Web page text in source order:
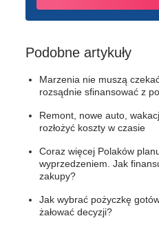
Podobne artykuły
Marzenia nie muszą
rozsądnie sfinansować z
Remont, nowe auto,
rozłożyć koszty w czasie
Coraz więcej Polaków
wyprzedzeniem. Jak
zakupy?
Jak wybrać pożyczkę
żałować decyzji?